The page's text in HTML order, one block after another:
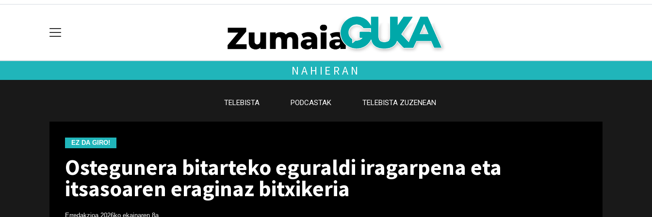
NAHIERAN
TELEBISTA PODCASTAK TELEBISTA ZUZENEAN
EZ DA GIRO!
Ostegunera bitarteko eguraldi iragarpena eta
itsasoaren eraginaz bitxikeria
Erredakzioa 2026ko ekainaren 8a